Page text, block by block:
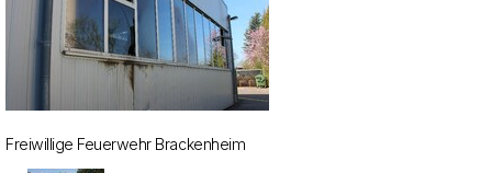
Freiwillige Feuerwehr Brackenheim